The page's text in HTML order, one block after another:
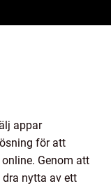
appar
för att
Genom att
nytta av ett